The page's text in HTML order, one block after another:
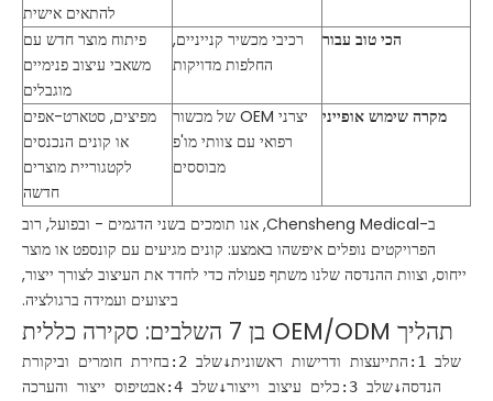
להתאים אישית
הכי טוב עבור
רכיבי מכשיר קנייניים,
החלפות מדויקות
פיתוח מוצר חדש עם
משאבי עיצוב פנימיים
מוגבלים
מקרה שימוש אופייני
יצרני OEM של מכשור
רפואי עם צוותי מו'פ
מבוססים
מפיצים, סטארט-אפים
או קונים הנכנסים
לקטגוריית מוצרים
חדשה
ב-Chensheng Medical, אנו תומכים בשני הדגמים - ובפועל, רוב
הפרויקטים נופלים איפשהו באמצע: קונים מגיעים עם קונספט או מוצר
ייחוס, וצוות ההנדסה שלנו משתף פעולה כדי לחדד את העיצוב לצורך ייצור,
ביצועים ועמידה ברגולציה.
תהליך OEM/ODM בן 7 השלבים: סקירה כללית
שלב 1:התייעצות ודרישות ראשונית↓שלב 2:בחירת חומרים וביקורת
הנדסה↓שלב 3:כלים עיצוב וייצור↓שלב 4:אבטיפוס ייצור והערכה